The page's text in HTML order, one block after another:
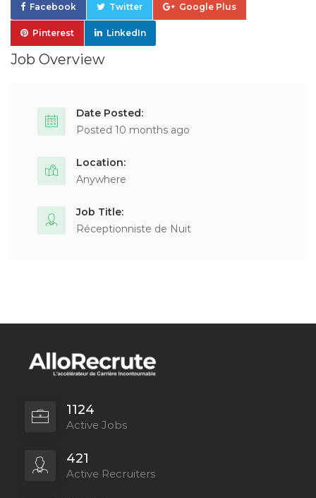
Facebook Twitter Google Plus
Pinterest LinkedIn
Job Overview
Date Posted:
Posted 10 months ago
Location:
Anywhere
Job Title:
Réceptionniste de Nuit
1124
Active Jobs
421
Active Recruiters